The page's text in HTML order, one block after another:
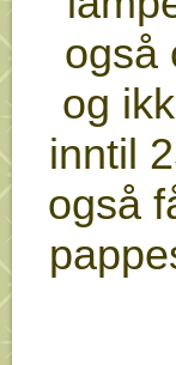
også
og
inntil
også